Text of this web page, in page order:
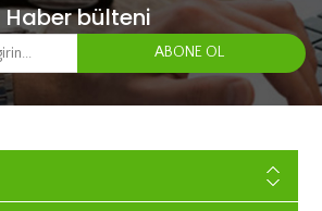
Haber bülteni